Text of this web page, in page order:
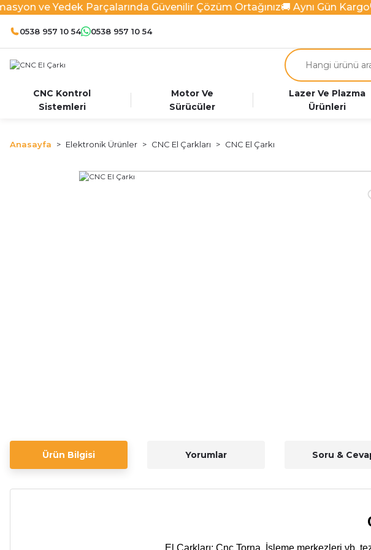
ve Yedek Parçalarında Güvenilir Çözüm Ortağınız🚚 Aynı Gün Kargo
0538 957 10 54 0538 957 10 54
CNC Kontrol
Sistemleri
Motor Ve
Sürücüler
Lazer Ve Plazma
Ürünleri
Anasayfa Elektronik Ürünler CNC El Çarkları CNC El Çarkı
Ürün Bilgisi Yorumlar Soru &
El Çarkları; Cnc Torna, İşleme merkezleri vb.